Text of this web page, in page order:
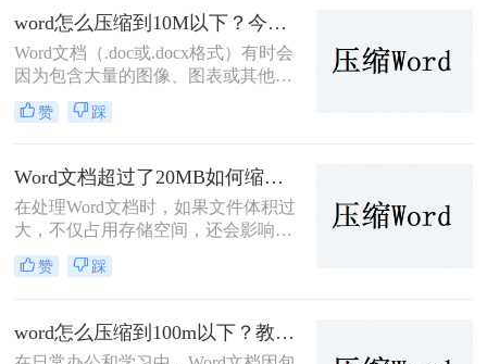
么Word怎么压缩到10M以下呢？下
面，我们将介绍几种简单有效的方法
来压缩Word文档到10M以下。
word怎么压缩到10M以下？今天分享4个压缩方法！
Word文档（.doc或.docx格式）有时会
因为包含大量的图像、图表或其他多
媒体元素而变得非常大。为了便于通
过电子邮件发送或节省存储空间，您
word怎么压缩到10M以下呢？本文将
介绍几种常用的方法来压缩Word文
档。
赞 踩
Word文档超过了20MB如何缩小？试试这2个常用压缩方法！
在处理Word文档时，如果文件体积过
大，不仅占用存储空间，还会影响文
件的传输速度和编辑效率。那么Word
文档超过了20MB如何缩小呢？本文
赞 踩
word怎么压缩到100m以下？教你二种常见的压缩方法!